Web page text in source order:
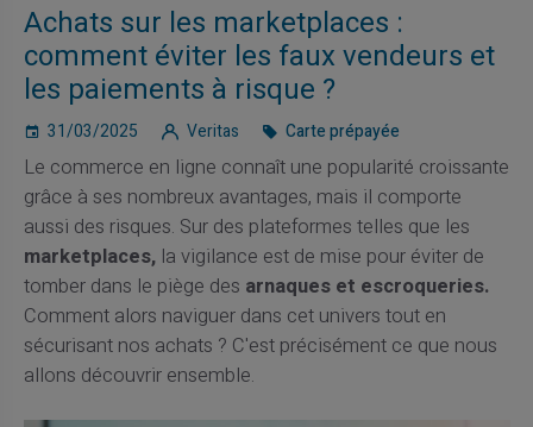
Achats sur les marketplaces :
comment éviter les faux vendeurs et
les paiements à risque ?
31/03/2025 Veritas Carte prépayée
Le commerce en ligne connaît une popularité croissante
grâce à ses nombreux avantages, mais il comporte
aussi des risques. Sur des plateformes telles que les
marketplaces,la vigilance est de mise pour éviter de
tomber dans le piège des arnaques et escroqueries.
Comment alors naviguer dans cet univers tout en
sécurisant nos achats ? C'est précisément ce que nous
allons découvrir ensemble.